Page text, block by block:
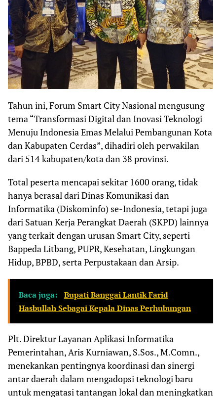
Tahun ini, Forum Smart City Nasional mengusung
tema “Transformasi Digital dan Inovasi Teknologi
Menuju Indonesia Emas Melalui Pembangunan Kota
dan Kabupaten Cerdas”, dihadiri oleh perwakilan
dari 514 kabupaten/kota dan 38 provinsi.
Total peserta mencapai sekitar 1600 orang, tidak
hanya berasal dari Dinas Komunikasi dan
Informatika (Diskominfo) se-Indonesia, tetapi juga
dari Satuan Kerja Perangkat Daerah (SKPD) lainnya
yang terkait dengan urusan Smart City, seperti
Bappeda Litbang, PUPR, Kesehatan, Lingkungan
Hidup, BPBD, serta Perpustakaan dan Arsip.
Baca juga:
Bupati Banggai Lantik Farid
Hasbullah Sebagai Kepala Dinas Perhubungan
Plt. Direktur Layanan Aplikasi Informatika
Pemerintahan, Aris Kurniawan, S.Sos., M.Comn.,
menekankan pentingnya koordinasi dan sinergi
antar daerah dalam mengadopsi teknologi baru
untuk mengatasi tantangan lokal dan meningkatkan